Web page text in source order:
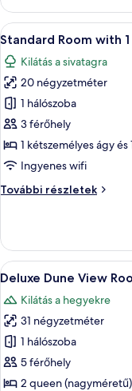
Double
Beds
további
részletei
A
következő
szoba
összes
képének
megtekintése:
Standard
Room
1
&
1
Twin
Bed
5
Standard Room with
Kilátás a sivatagra
20 négyzetméter
1 hálószoba
3 férőhely
1 kétszemélyes ágy
Ingyenes wifi
További részletek
Standard
Double
Bed
&
Twin
Bed
további
részletei
A
következő
szoba
összes
képének
megtekintése:
Deluxe
5
Deluxe Dune View
Kilátás a hegyekre
31 négyzetméter
1 hálószoba
5 férőhely
2 queen